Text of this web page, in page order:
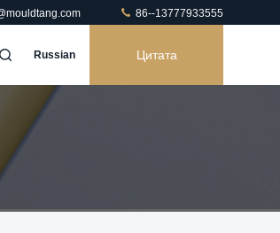
86--13777933555
Russian Цитата